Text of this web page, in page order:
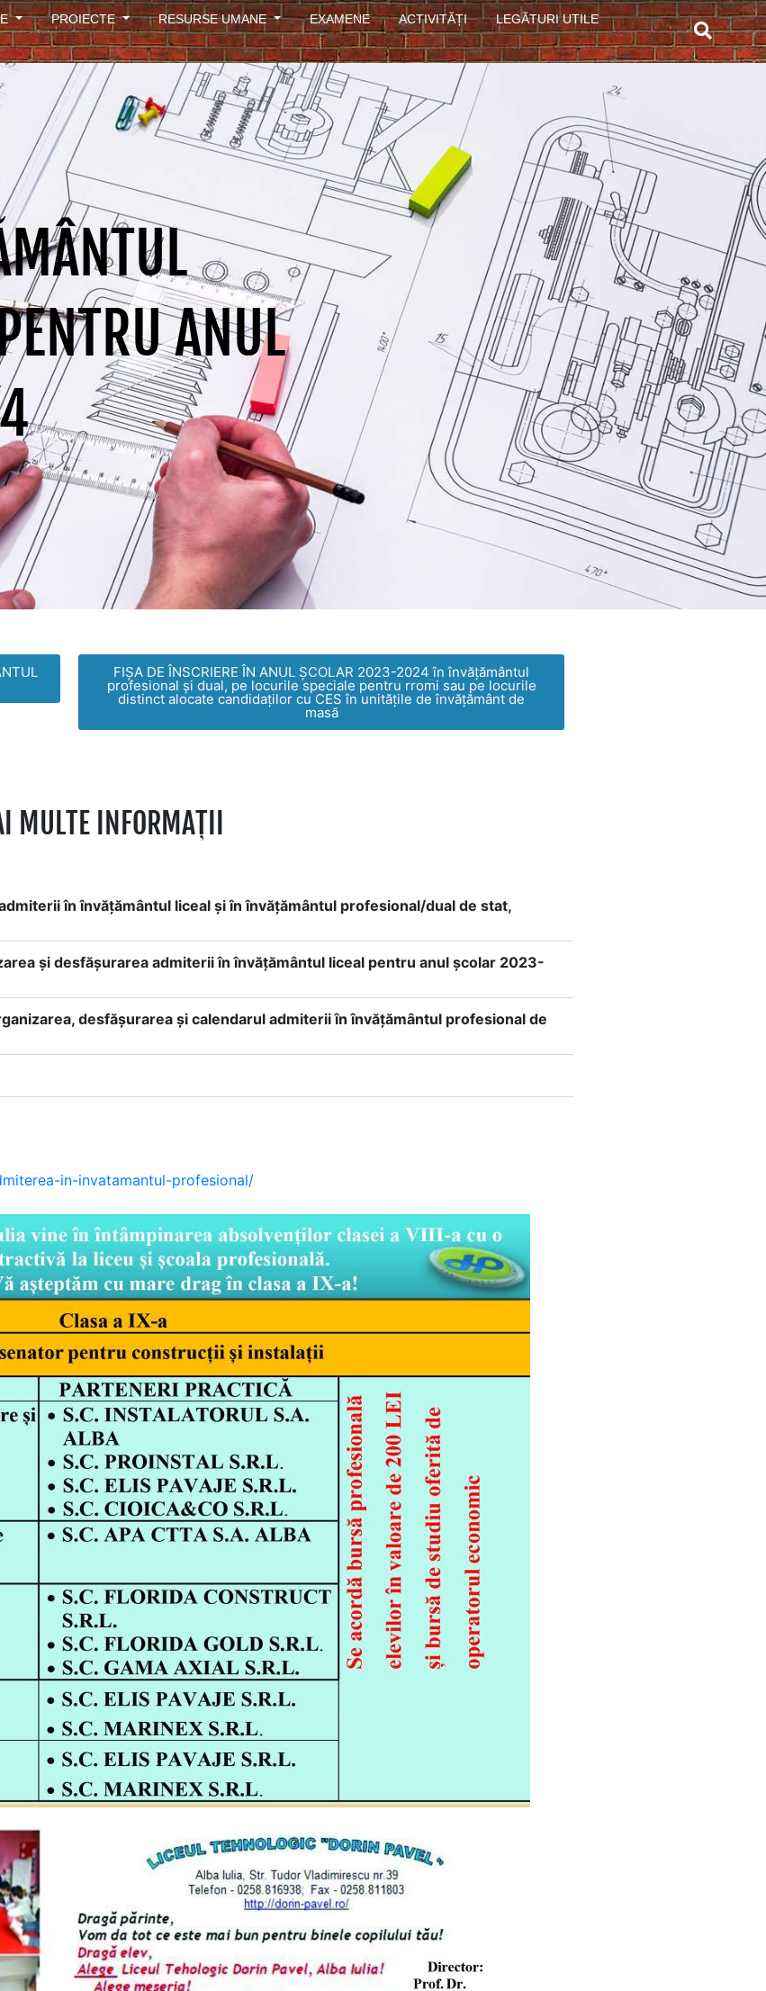
PROIECTE RESURSE UMANE EXAMENE ACTIVITĂȚI
LEGĂTURI UTILE
ANUL
FIŞA DE ÎNSCRIERE ÎN ANUL ŞCOLAR 2023-2024 în învăţământul
profesional și dual, pe locurile speciale pentru rromi sau pe locurile
distinct alocate candidaților cu CES în unitățile de învățământ de
masă
MULTE INFORMAȚII
în învățământul liceal și în învățământul profesional/dual de stat,
şi desfăşurarea admiterii în învăţământul liceal pentru anul şcolar 2023-
desfăşurarea şi calendarul admiterii în învăţământul profesional de
in-invatamantul-profesional/